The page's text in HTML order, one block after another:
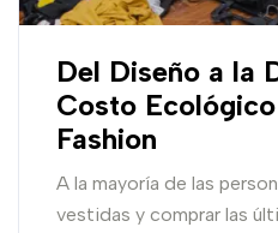
Del Diseño a la
Costo
Fashion
A la mayoría de las
vestidas y comprar las